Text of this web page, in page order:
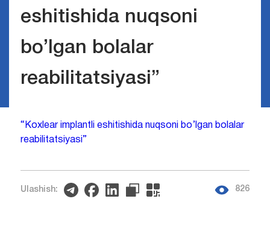
eshitishida nuqsoni
bo’lgan bolalar
reabilitatsiyasi”
“Koxlear implantli eshitishida nuqsoni bo’lgan bolalar
reabilitatsiyasi”
Ulashish: 826